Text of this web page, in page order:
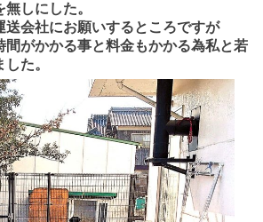
無しにした。
送会社にお願いするところですが
間がかかる事と料金もかかる為私と若
た。